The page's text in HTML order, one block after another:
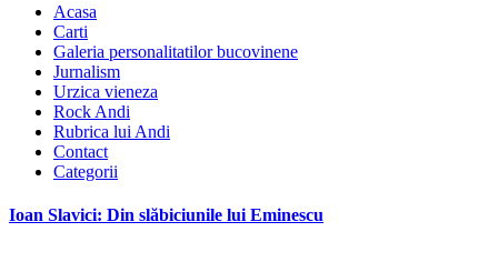
Acasa
Carti
Galeria personalitatilor bucovinene
Jurnalism
Urzica vieneza
Rock Andi
Rubrica lui Andi
Contact
Categorii
Ioan Slavici: Din slăbiciunile lui Eminescu